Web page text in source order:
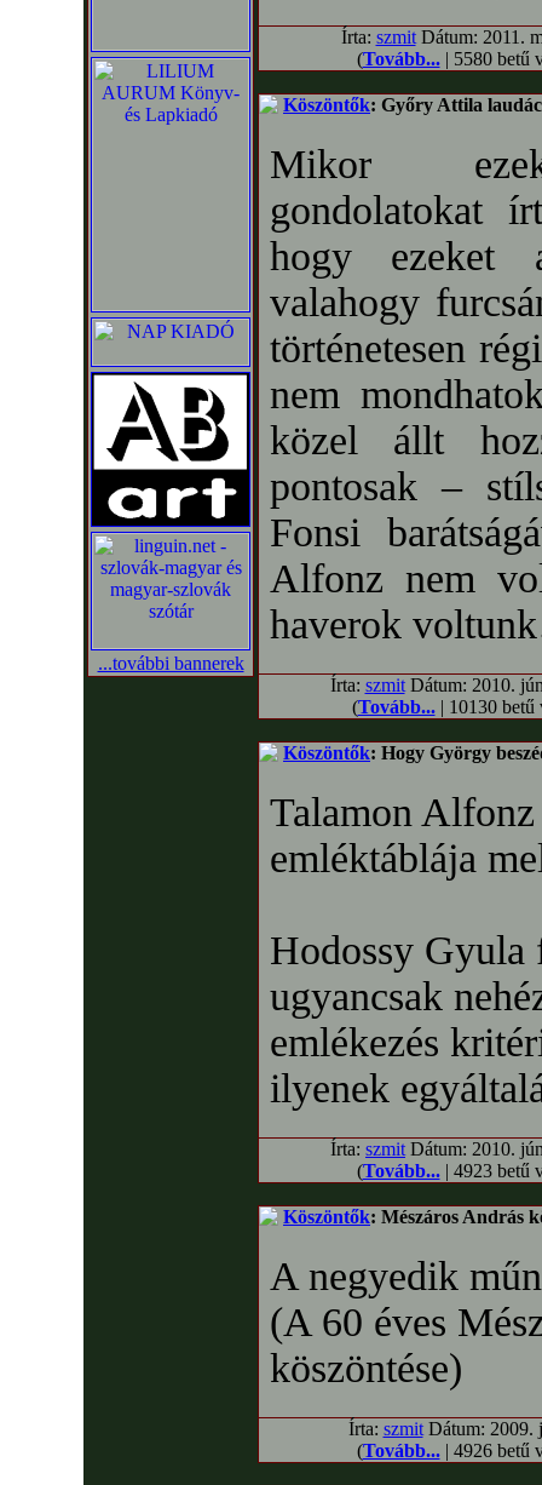
...további bannerek
Írta: szmitDátum: 2011.
(Tovább...| 5580 betű
Köszöntők: Győry Attila
Mikor
gondolatokat
hogy ezeket
valahogy
történetesen
nem
közel állt
pontosak –
Fonsi
Alfonz nem
haverok
Írta: szmitDátum: 2010.
(Tovább...| 10130 betű
Köszöntők: Hogy György
Talamon Alfonz
emléktáblája
Hodossy Gyula
ugyancsak
emlékezés
ilyenek
Írta: szmit Dátum: 2010.
(Tovább...| 4923 betű
Köszöntők: Mészáros András
A negyedik
(A 60 éves
köszöntése)
Írta: szmitDátum: 2009.
(Tovább...| 4926 betű